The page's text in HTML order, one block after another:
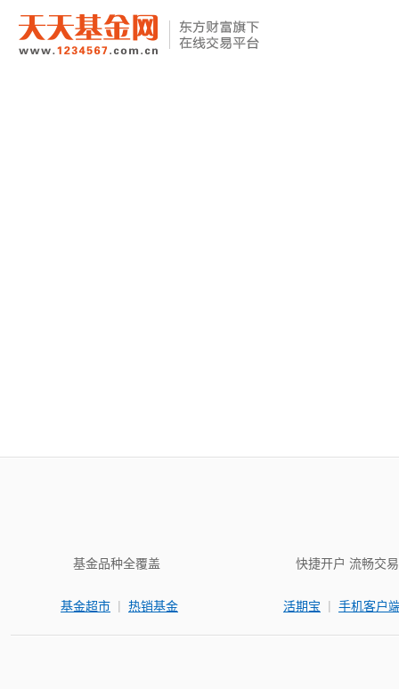
基金品种全覆盖
基金超市 | 热销基金
快捷开户 流畅交易
活期宝 | 手机客户